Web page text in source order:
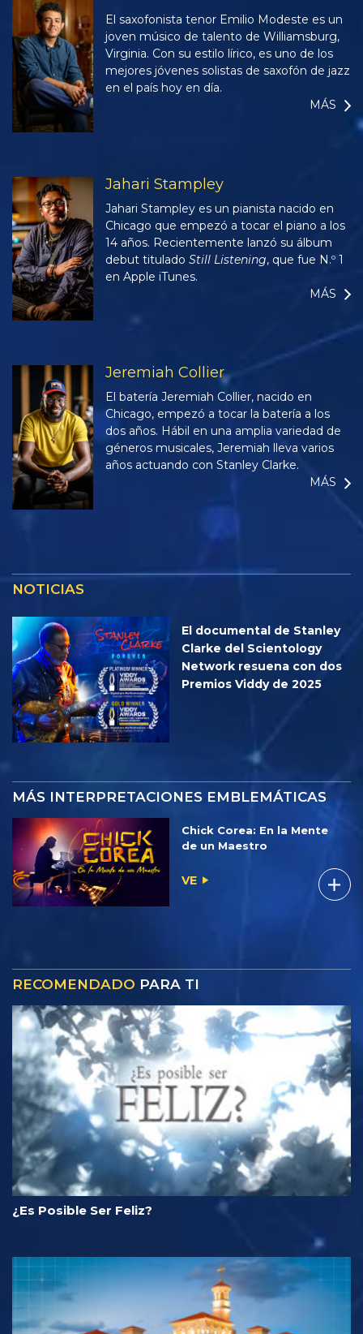
El saxofonista tenor Emilio Modeste es un
joven músico de talento de Williamsburg,
Virginia. Con su estilo lírico, es uno de los
mejores jóvenes solistas de saxofón de jazz
en el país hoy en día.
MÁS
Jahari Stampley
Jahari Stampley es un pianista nacido en
Chicago que empezó a tocar el piano a los
14 años. Recientemente lanzó su álbum
debut titulado Still Listening, que fue N.º 1
en Apple iTunes.
MÁS
Jeremiah Collier
El batería Jeremiah Collier, nacido en
Chicago, empezó a tocar la batería a los
dos años. Hábil en una amplia variedad de
géneros musicales, Jeremiah lleva varios
años actuando con Stanley Clarke.
MÁS
NOTICIAS
El documental de Stanley
Clarke del Scientology
Network resuena con dos
Premios Viddy de 2025
MÁS INTERPRETACIONES EMBLEMÁTICAS
Chick Corea: En la Mente
de un Maestro
VE
RECOMENDADO PARA TI
¿Es Posible Ser Feliz?